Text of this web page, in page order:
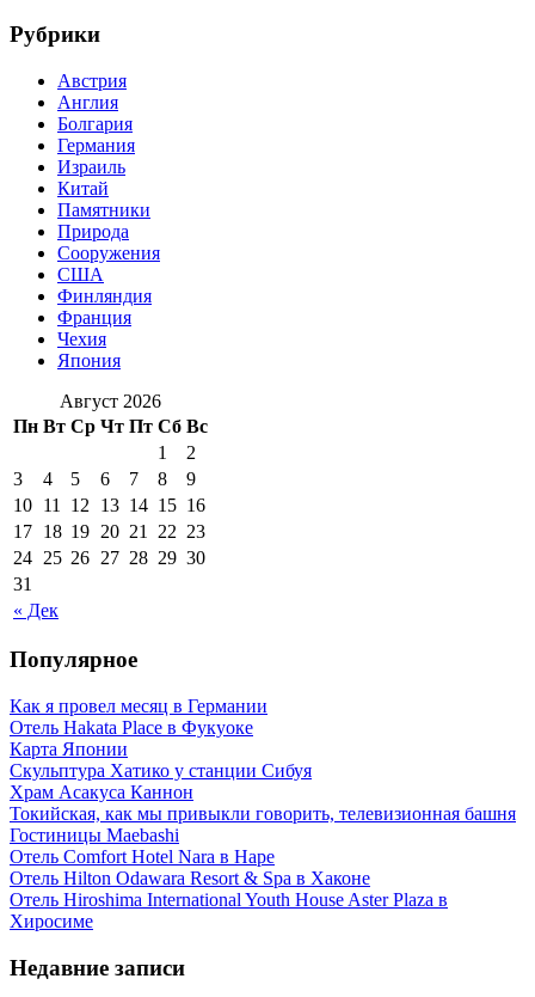
Рубрики
Австрия
Англия
Болгария
Германия
Израиль
Китай
Памятники
Природа
Сооружения
США
Финляндия
Франция
Чехия
Япония
Август 2026
Пн Вт Ср Чт Пт Сб Вс
« Дек
1
2
3
4 5 6 7 8
9
10 11 12 13 14 15 16
17 18 19 20 21 22 23
24 25 26 27 28 29 30
31
Популярное
Как я провел месяц в Германии
Отель Hakata Place в Фукуоке
Карта Японии
Скульптура Хатико у станции Сибуя
Храм Асакуса Каннон
Токийская, как мы привыкли говорить, телевизионная башня
Гостиницы Maebashi
Отель Comfort Hotel Nara в Наре
Отель Hilton Odawara Resort & Spa в Хаконе
Отель Hiroshima International Youth House Aster Plaza в
Хиросиме
Недавние записи